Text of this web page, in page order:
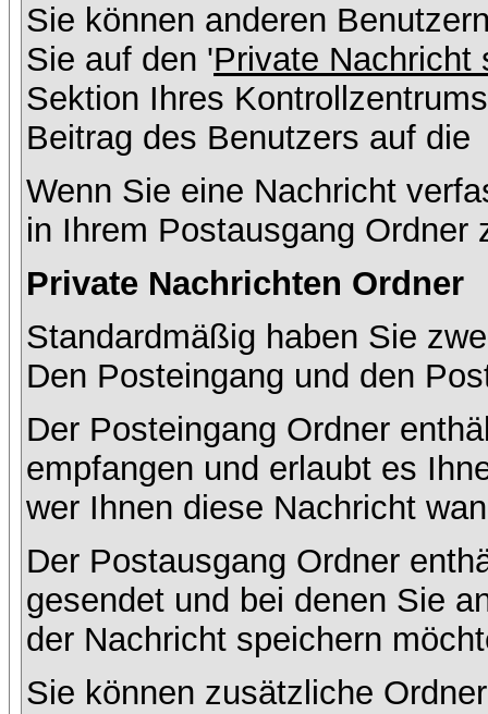
Sie können anderen
Sie auf den 'Private Nachricht
Sektion Ihres
Beitrag des Benutzers auf die
Wenn Sie eine Nachricht
in Ihrem Postausgang Ordner
Private Nachrichten Ordner
Standardmäßig haben Sie
Den Posteingang und den
Der Posteingang Ordner
empfangen und erlaubt es
wer Ihnen diese Nachricht
Der Postausgang Ordner
gesendet und bei denen Sie
der Nachricht speichern
Sie können zusätzliche